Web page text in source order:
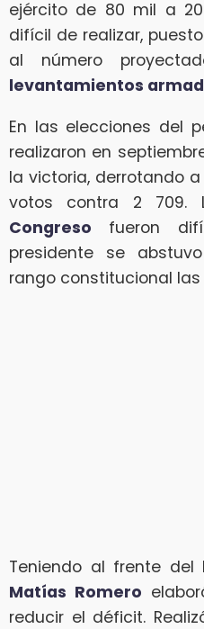
ejército de 80 mil a
difícil de realizar,
al número
levantamientos
En las elecciones del
realizaron en
la victoria, derrotando a
votos contra 2 709.
Congreso fueron
presidente se
rango constitucional las
Teniendo al frente del
Matías Romero
reducir el déficit.